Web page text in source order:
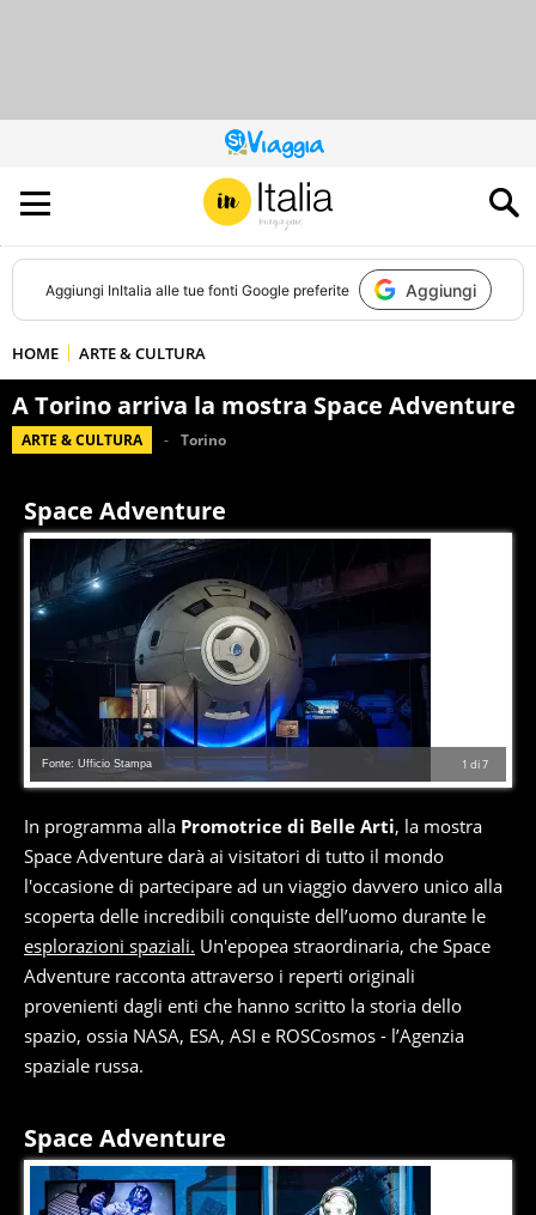
QUESTO
SITO
CONTRIBUISCE
ALL’AUDIENCE
DI
Aggiungi InItalia alle tue fonti Google preferite Aggiungi
HOME ARTE & CULTURA
A Torino arriva la mostra Space Adventure
ARTE & CULTURA Torino
Space Adventure
1 di7
Fonte: Ufficio Stampa
In programma alla Promotrice di Belle Arti, la mostra
Space Adventure darà ai visitatori di tutto il mondo
l'occasione di partecipare ad un viaggio davvero unico alla
scoperta delle incredibili conquiste dell’uomo durante le
esplorazioni spaziali. Un'epopea straordinaria, che Space
Adventure racconta attraverso i reperti originali
provenienti dagli enti che hanno scritto la storia dello
spazio, ossia NASA, ESA, ASI e ROSCosmos - l’Agenzia
spaziale russa.
Space Adventure